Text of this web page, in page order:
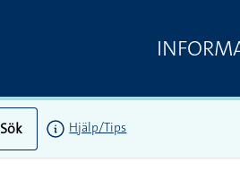
Sök Hjälp/Tips